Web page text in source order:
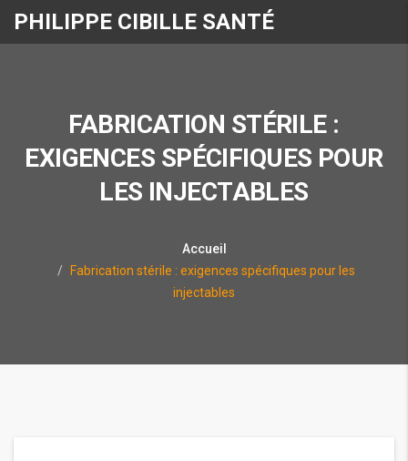
PHILIPPE CIBILLE SANTÉ
FABRICATION STÉRILE :
EXIGENCES SPÉCIFIQUES POUR
LES INJECTABLES
Accueil
Fabrication stérile : exigences spécifiques pour les
injectables